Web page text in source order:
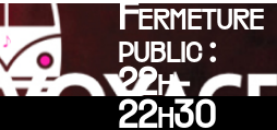
Fermeture
public :
22h-
22h30